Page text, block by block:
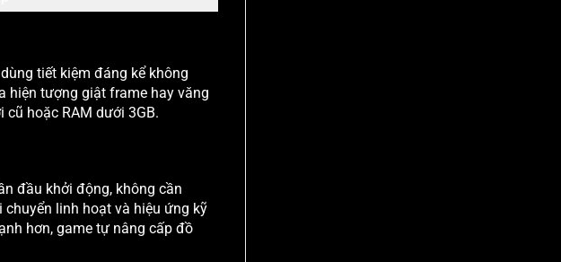
tiết kiệm đáng kể không
hiện tượng giật frame hay văng
hoặc RAM dưới 3GB.
đầu khởi động, không cần
chuyển linh hoạt và hiệu ứng kỹ
hơn, game tự nâng cấp đồ